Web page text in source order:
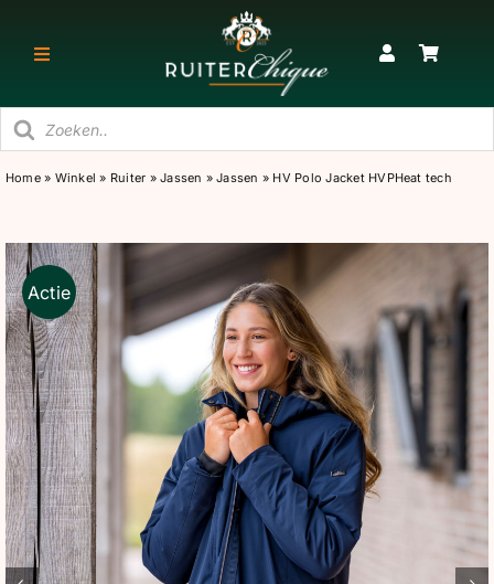
naar
Toggle
RUITER
STAL
SNEAKERS & KORTE LAARZEN
CADEAU
BLOG
SHOWROOM
Home» Winkel » Ruiter »Jassen »Jassen » HV Polo Jacket HVPHeat tech
Actie